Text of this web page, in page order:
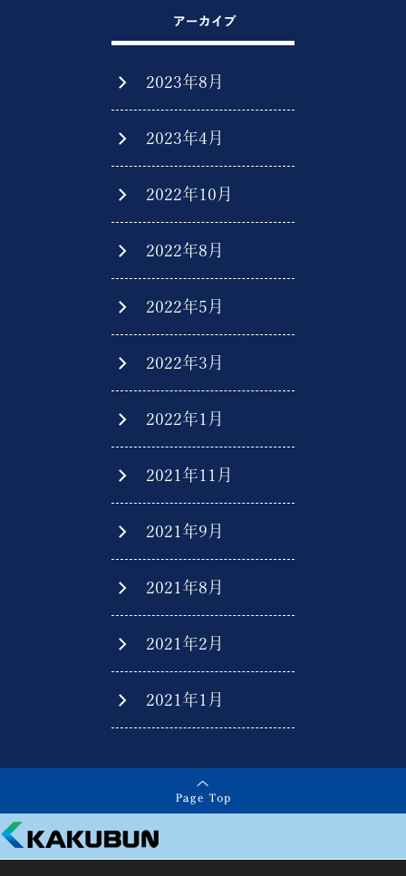
2023年8月
2023年4月
2022年10月
2022年8月
2022年5月
2022年3月
2022年1月
2021年11月
2021年9月
2021年8月
2021年2月
2021年1月